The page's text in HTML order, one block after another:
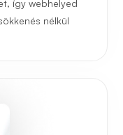
így webhelyed
nélkül